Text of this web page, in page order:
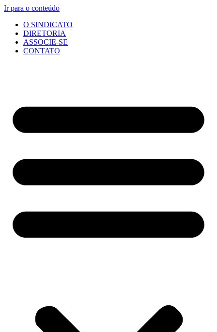
Ir para o conteúdo
O SINDICATO
DIRETORIA
ASSOCIE-SE
CONTATO